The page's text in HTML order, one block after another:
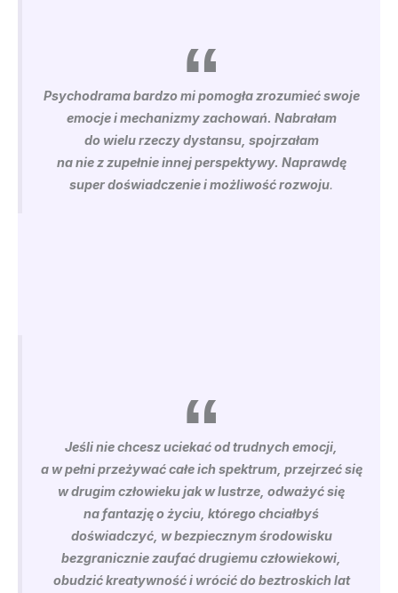
Psychodrama bardzo mi pomogła zrozumieć swoje
emocje i mechanizmy zachowań. Nabrałam
do wielu rzeczy dystansu, spojrzałam
na nie z zupełnie innej perspektywy. Naprawdę
super doświadczenie i możliwość rozwoju.
Jeśli nie chcesz uciekać od trudnych emocji,
a w pełni przeżywać całe ich spektrum, przejrzeć się
w drugim człowieku jak w lustrze, odważyć się
na fantazję o życiu, którego chciałbyś
doświadczyć, w bezpiecznym środowisku
bezgranicznie zaufać drugiemu człowiekowi,
obudzić kreatywność i wrócić do beztroskich lat